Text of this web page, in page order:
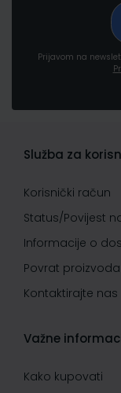
Prijavom na
Služba za
Korisnički račun
Status/Povijest
Informacije o
Povrat
Kontaktirajte nas
Važne
Kako kupovati